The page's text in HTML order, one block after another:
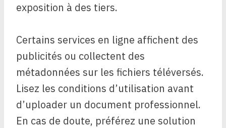
exposition à des tiers.
Certains services en ligne affichent des
publicités ou collectent des
métadonnées sur les fichiers téléversés.
Lisez les conditions d’utilisation avant
d’uploader un document professionnel.
En cas de doute, préférez une solution